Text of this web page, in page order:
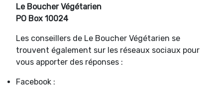
Le Boucher Végétarien
PO Box 10024
Les conseillers de Le Boucher Végétarien se
trouvent également sur les réseaux sociaux pour
vous apporter des réponses :
Facebook :